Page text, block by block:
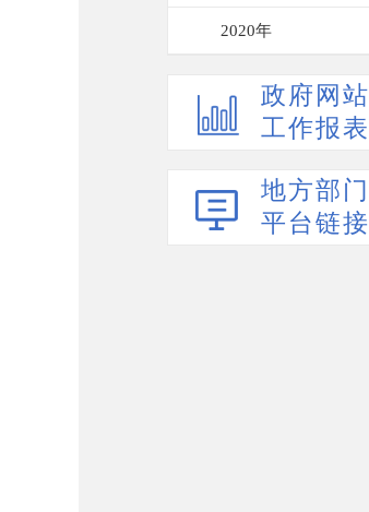
2020年
政府网站
工作报表
地方部门
平台链接